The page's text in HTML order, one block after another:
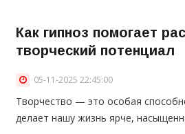
Как гипноз помогает
творческий потенциал
05-11-2025 22:45:00
Творчество — это особая
делает нашу жизнь ярче,